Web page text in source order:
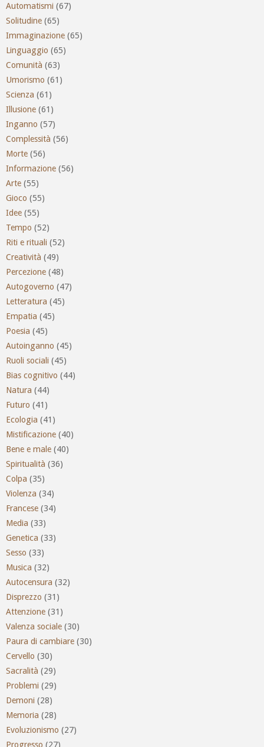
Automatismi (67)
Solitudine (65)
Immaginazione (65)
Linguaggio (65)
Comunità (63)
Umorismo (61)
Scienza (61)
Illusione (61)
Inganno (57)
Complessità (56)
Morte (56)
Informazione (56)
Arte (55)
Gioco (55)
Idee (55)
Tempo (52)
Riti e rituali (52)
Creatività (49)
Percezione (48)
Autogoverno (47)
Letteratura (45)
Empatia (45)
Poesia (45)
Autoinganno (45)
Ruoli sociali (45)
Bias cognitivo (44)
Natura (44)
Futuro (41)
Ecologia (41)
Mistificazione (40)
Bene e male (40)
Spiritualità (36)
Colpa (35)
Violenza (34)
Francese (34)
Media (33)
Genetica (33)
Sesso (33)
Musica (32)
Autocensura (32)
Disprezzo (31)
Attenzione (31)
Valenza sociale (30)
Paura di cambiare (30)
Cervello (30)
Sacralità (29)
Problemi (29)
Demoni (28)
Memoria (28)
Evoluzionismo (27)
Progresso (27)